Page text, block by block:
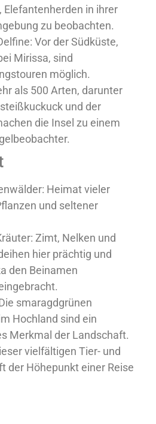
Elefantenherden in ihrer
zu beobachten.
Vor der Südküste,
Mirissa, sind
möglich.
als 500 Arten, darunter
und der
die Insel zu einem
Heimat vieler
und seltener
Zimt, Nelken und
hier prächtig und
den Beinamen
smaragdgrünen
Hochland sind ein
Merkmal der Landschaft.
vielfältigen Tier- und
der Höhepunkt einer Reise